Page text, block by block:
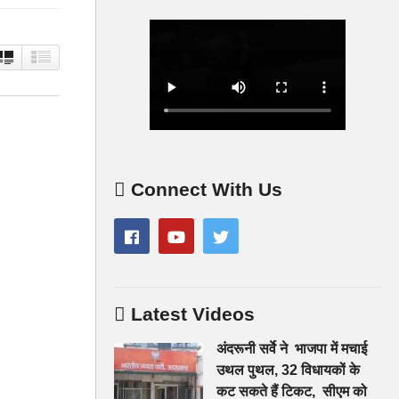
Connect With Us
Latest Videos
अंदरूनी सर्वे ने भाजपा में मचाई
उथल पुथल, 32 विधायकों के
कट सकते हैं टिकट, सीएम को